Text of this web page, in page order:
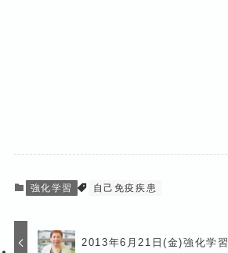
強化学習 自己免疫疾患
2013年6月21日(金)強化学習